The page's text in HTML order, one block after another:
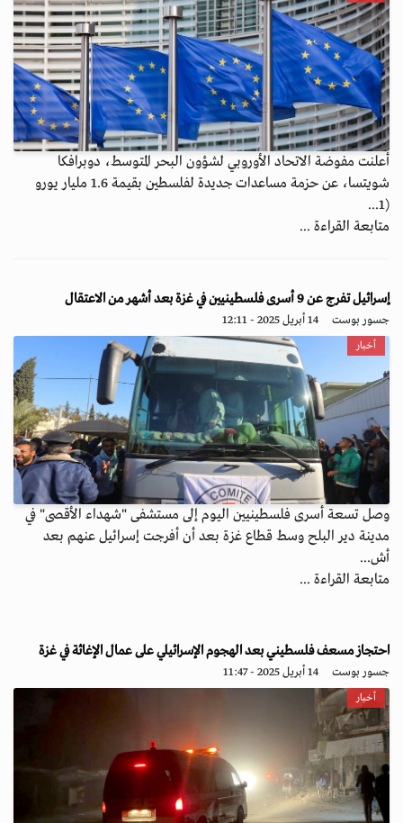
أعلنت مفوضة الاتحاد الأوروبي لشؤون البحر المتوسط، دوبرافكا
شويتسا، عن حزمة مساعدات جديدة لفلسطين بقيمة 1.6 مليار يورو
(1...
متابعة القراءة ...
إسرائيل تفرج عن 9 أسرى فلسطينيين في غزة بعد أشهر من الاعتقال
جسور بوست 14 أبريل 2025 - 12:11
أخبار
وصل تسعة أسرى فلسطينيين اليوم إلى مستشفى "شهداء الأقصى" في
مدينة دير البلح وسط قطاع غزة بعد أن أفرجت إسرائيل عنهم بعد
أش...
متابعة القراءة ...
احتجاز مسعف فلسطيني بعد الهجوم الإسرائيلي على عمال الإغاثة في غزة
جسور بوست 14 أبريل 2025 - 11:47
أخبار